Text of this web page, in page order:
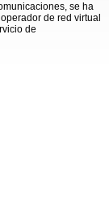
se ha
de red virtual
de